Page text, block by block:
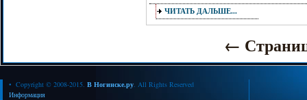
ЧИТАТЬ ДАЛЬШЕ...
←
• Copyright © 2008-2015. В Ногинске.ру. All Rights Reserved
Информация